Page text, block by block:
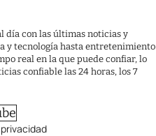
día con las últimas noticias y
y tecnología hasta entretenimiento
real en la que puede confiar, lo
confiable las 24 horas, los 7